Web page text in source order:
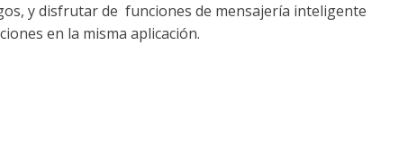
y disfrutar de funciones de mensajería inteligente
en la misma aplicación.